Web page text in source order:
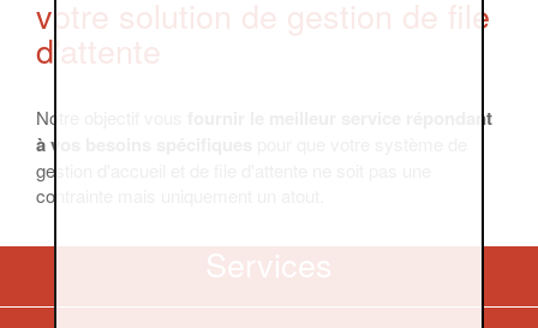
votre solution de gestion de file
d'attente
Notre objectif vous
fournir le meilleur service répondant
à vos besoins spécifiques
gestion d'accueil et de file d'attente ne soit pas une
contrainte mais uniquement un atout.
Services